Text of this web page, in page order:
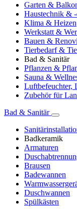
Garten &
Haustechnik &
Klima & Heizen
Werkstatt &
Bauen &
Tierbedarf &
Bad & Sanitär
Pflanzen &
Sauna &
Luftbefeuchter,
Zubehör für
Bad & Sanitär
Badkeramik
Armaturen
Brausen
Badewannen
Duschwannen
Spülkästen